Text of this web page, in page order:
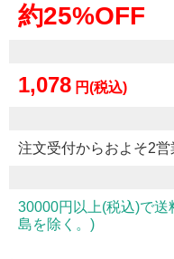
約25%OFF
1,078 円(税込)
注文受付からおよそ2営
30000円以上(税込)で
島を除く。)